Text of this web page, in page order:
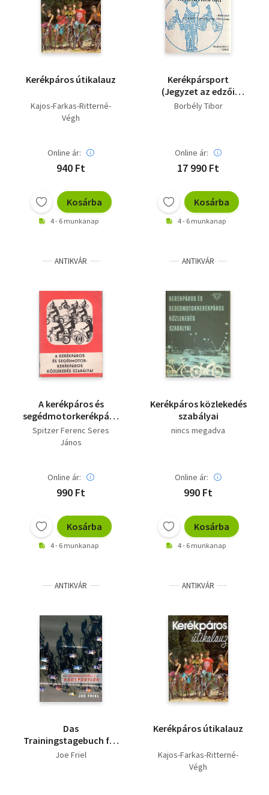
Kerékpáros útikalauz
Kajos-Farkas-Ritterné-
Végh
Online ár:
940 Ft
Kosárba
4 - 6 munkanap
Kerékpársport
(Jegyzet az edzői
tanfolyam részére)
Borbély Tibor
Online ár:
17 990 Ft
Kosárba
4 - 6 munkanap
ANTIKVÁR
A kerékpáros és
segédmotorkerékpáros
közlekedés szabályai
Spitzer Ferenc Seres
János
Online ár:
990 Ft
Kosárba
4 - 6 munkanap
ANTIKVÁR
Kerékpáros közlekedés
szabályai
nincs megadva
Online ár:
990 Ft
Kosárba
4 - 6 munkanap
ANTIKVÁR
Das
Trainingstagebuch für
Radsportler
Joe Friel
ANTIKVÁR
Kerékpáros útikalauz
Kajos-Farkas-Ritterné-
Végh